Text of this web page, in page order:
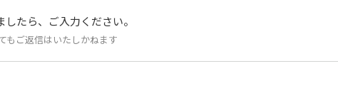
たら、ご入力ください。
もご返信はいたしかねます